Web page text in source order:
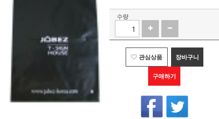
수량
관심상품 장바구니
구매하기